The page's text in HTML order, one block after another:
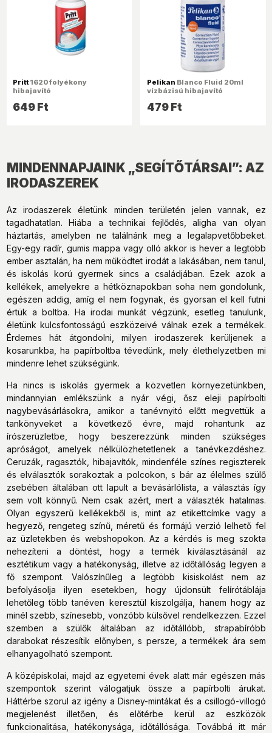
Pritt1620 folyékony
hibajavító
649 Ft
Pelikan Blanco Fluid 20ml
vízbázisú hibajavító
479 Ft
MINDENNAPJAINK „SEGÍTŐTÁRSAI”: AZ
IRODASZEREK
Az irodaszerek életünk minden területén jelen vannak, ez
tagadhatatlan. Hiába a technikai fejlődés, aligha van olyan
háztartás, amelyben ne találnánk meg a legalapvetőbbeket.
Egy-egy radír, gumis mappa vagy olló akkor is hever a legtöbb
ember asztalán, ha nem működtet irodát a lakásában, nem tanul,
és iskolás korú gyermek sincs a családjában. Ezek azok a
kellékek, amelyekre a hétköznapokban soha nem gondolunk,
egészen addig, amíg el nem fogynak, és gyorsan el kell futni
értük a boltba. Ha irodai munkát végzünk, esetleg tanulunk,
életünk kulcsfontosságú eszközeivé válnak ezek a termékek.
Érdemes hát átgondolni, milyen irodaszerek kerüljenek a
kosarunkba, ha papírboltba tévedünk, mely élethelyzetben mi
mindenre lehet szükségünk.
Ha nincs is iskolás gyermek a közvetlen környezetünkben,
mindannyian emlékszünk a nyár végi, ősz eleji papírbolti
nagybevásárlásokra, amikor a tanévnyitó előtt megvettük a
tankönyveket a következő évre, majd rohantunk az
írószerüzletbe, hogy beszerezzünk minden szükséges
apróságot, amelyek nélkülözhetetlenek a tanévkezdéshez.
Ceruzák, ragasztók, hibajavítók, mindenféle színes regiszterek
és elválasztók sorakoztak a polcokon, s bár az élelmes szülő
zsebében általában ott lapult a bevásárlólista, a választás így
sem volt könnyű. Nem csak azért, mert a választék hatalmas.
Olyan egyszerű kellékekből is, mint az etikettcímke vagy a
hegyező, rengeteg színű, méretű és formájú verzió lelhető fel
az üzletekben és webshopokon. Az a kérdés is meg szokta
nehezíteni a döntést, hogy a termék kiválasztásánál az
esztétikum vagy a hatékonyság, illetve az időtállóság legyen a
fő szempont. Valószínűleg a legtöbb kisiskolást nem az
befolyásolja ilyen esetekben, hogy újdonsült felírótáblája
lehetőleg több tanéven keresztül kiszolgálja, hanem hogy az
minél szebb, színesebb, vonzóbb külsővel rendelkezzen. Ezzel
szemben a szülők általában az időtállóbb, strapabíróbb
darabokat részesítik előnyben, s persze, a termékek ára sem
elhanyagolható szempont.
A középiskolai, majd az egyetemi évek alatt már egészen más
szempontok szerint válogatjuk össze a papírbolti árukat.
Háttérbe szorul az igény a Disney-mintákat és a csillogó-villogó
megjelenést illetően, és előtérbe kerül az eszközök
funkcionalitása, hatékonysága, időtállósága. Továbbá itt már